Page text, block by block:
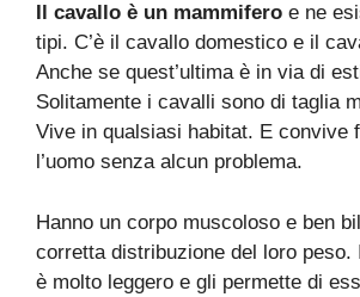
Il cavallo è un mammifero e ne
tipi. C’è il cavallo domestico e il
Anche se quest’ultima è in via di
Solitamente i cavalli sono di taglia
Vive in qualsiasi habitat. E convive
l’uomo senza alcun problema.
Hanno un corpo muscoloso e ben
corretta distribuzione del loro peso.
è molto leggero e gli permette di